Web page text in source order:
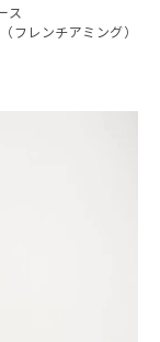
ス
フレンチアミング）